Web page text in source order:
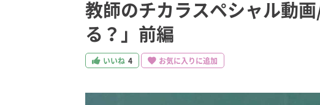
教師のチカラスペシャル動
る？」前編
いいね 4 お気に入りに追加